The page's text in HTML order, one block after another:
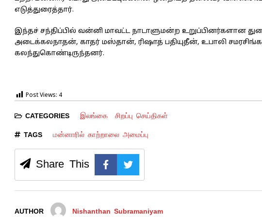
எடுத்துரைத்தார்.
இந்தச் சந்திப்பில் வன்னி மாவட்ட நாடாளுமன்ற உறுப்பினர்களான
அடைக்கலநாதன், காதர் மஸ்தான், ரிஷாத் பதியுதீன், உபாலி
கலந்துகொண்டிருந்தனர்.
Post Views: 4
CATEGORIES இலங்கை சிறப்பு செய்திகள்
TAGS மன்னாரில் காற்றாலை அமைப்பு
Share This
AUTHOR Nishanthan Subramaniyam